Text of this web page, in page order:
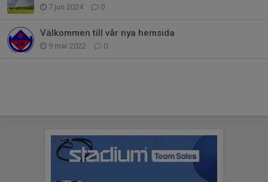
7 jun 2024 0
Välkommen till vår nya hemsida
9 mar 2022 0